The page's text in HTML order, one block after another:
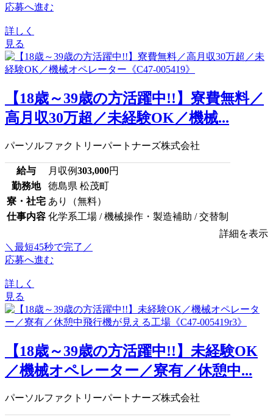
応募へ進む
詳しく
見る
【18歳～39歳の方活躍中!!】寮費無料／
高月収30万超／未経験OK／機械...
パーソルファクトリーパートナーズ株式会社
給与 月収例303,000円
勤務地
徳島県 松茂町
寮・社宅 あり（無料）
仕事内容 化学系工場 / 機械操作・製造補助 / 交替制
詳細を表示
＼最短45秒で完了／
応募へ進む
詳しく
見る
【18歳～39歳の方活躍中!!】未経験OK
／機械オペレーター／寮有／休憩中...
パーソルファクトリーパートナーズ株式会社